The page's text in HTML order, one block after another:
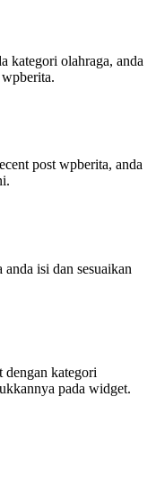
kategori olahraga, anda
post wpberita, anda
isi dan sesuaikan
dengan kategori
pada widget.